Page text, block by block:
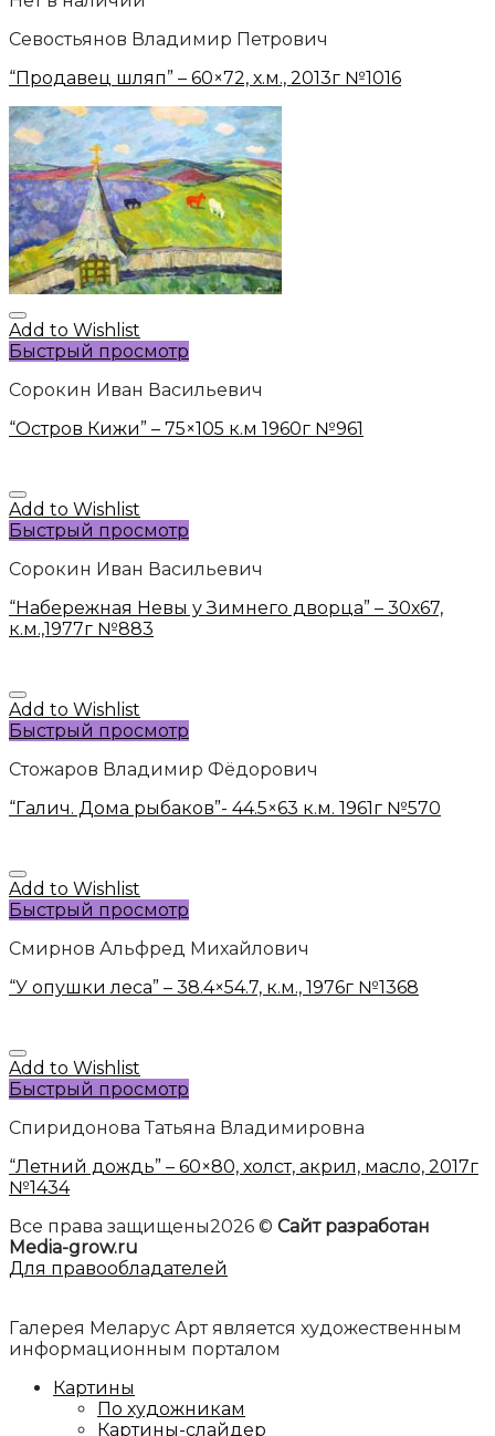
Севостьянов Владимир Петрович
“Продавец шляп” – 60×72, х.м., 2013г №1016
Add to Wishlist
Быстрый просмотр
Сорокин Иван Васильевич
“Остров Кижи” – 75×105 к.м 1960г №961
Add to Wishlist
Быстрый просмотр
Сорокин Иван Васильевич
“Набережная Невы у Зимнего дворца” – 30х67,
к.м.,1977г №883
Add to Wishlist
Быстрый просмотр
Стожаров Владимир Фёдорович
“Галич. Дома рыбаков”- 44.5×63 к.м. 1961г №570
Add to Wishlist
Быстрый просмотр
Смирнов Альфред Михайлович
“У опушки леса” – 38.4×54.7, к.м., 1976г №1368
Add to Wishlist
Быстрый просмотр
Спиридонова Татьяна Владимировна
“Летний дождь” – 60×80, холст, акрил, масло, 2017г
№1434
Все права защищены2026 © Сайт разработан
Media-grow.ru
Для правообладателей
Галерея Меларус Арт является художественным
информационным порталом
Картины
По художникам
Картины-слайдер